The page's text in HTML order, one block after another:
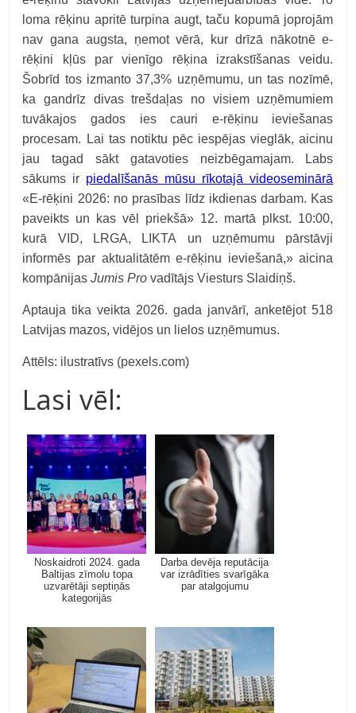
loma rēķinu apritē turpina augt, taču kopumā joprojām
nav gana augsta, ņemot vērā, kur drīzā nākotnē e-
rēķini kļūs par vienīgo rēķina izrakstīšanas veidu.
Šobrīd tos izmanto 37,3% uzņēmumu, un tas nozīmē,
ka gandrīz divas trešdaļas no visiem uzņēmumiem
tuvākajos gados ies cauri e-rēķinu ieviešanas
procesam. Lai tas notiktu pēc iespējas vieglāk, aicinu
jau tagad sākt gatavoties neizbēgamajam. Labs
sākums ir piedalīšanās mūsu rīkotajā videoseminārā
«E-rēķini 2026: no prasības līdz ikdienas darbam. Kas
paveikts un kas vēl priekšā» 12. martā plkst. 10:00,
kurā VID, LRGA, LIKTA un uzņēmumu pārstāvji
informēs par aktualitātēm e-rēķinu ieviešanā,» aicina
kompānijasJumis Pro vadītājs Viesturs Slaidiņš.
Aptauja tika veikta 2026. gada janvārī, anketējot 518
Latvijas mazos, vidējos un lielos uzņēmumus.
Attēls: ilustratīvs (pexels.com)
Lasi vēl:
Noskaidroti 2024. gada
Baltijas zīmolu topa
uzvarētāji septiņās
kategorijās
Darba devēja reputācija
var izrādīties svarīgāka
par atalgojumu